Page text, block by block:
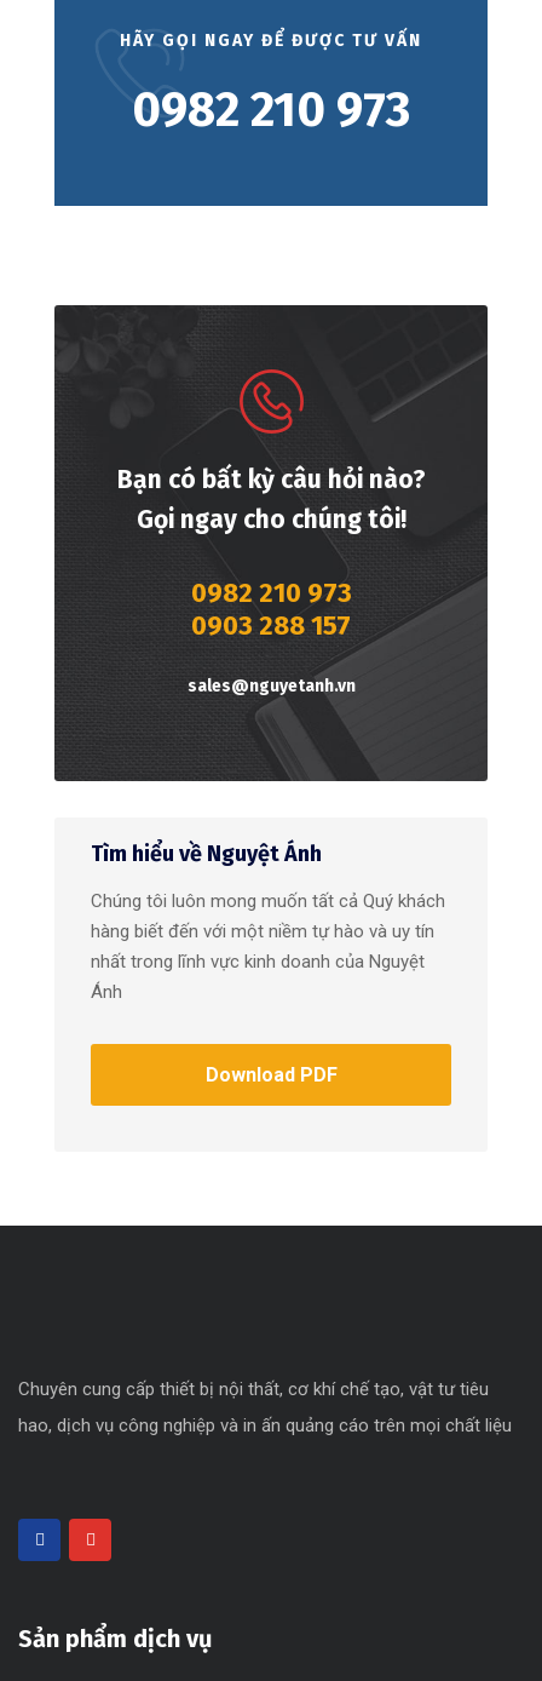
HÃY GỌI NGAY ĐỂ ĐƯỢC TƯ VẤN
0982 210 973
Bạn có bất kỳ câu hỏi nào?
Gọi ngay cho chúng tôi!
0982 210 973
0903 288 157
sales@nguyetanh.vn
Tìm hiểu về Nguyệt Ánh
Chúng tôi luôn mong muốn tất cả Quý khách
hàng biết đến với một niềm tự hào và uy tín
nhất trong lĩnh vực kinh doanh của Nguyệt
Ánh
Download PDF
Chuyên cung cấp thiết bị nội thất, cơ khí chế tạo, vật tư tiêu
hao, dịch vụ công nghiệp và in ấn quảng cáo trên mọi chất liệu
Sản phẩm dịch vụ